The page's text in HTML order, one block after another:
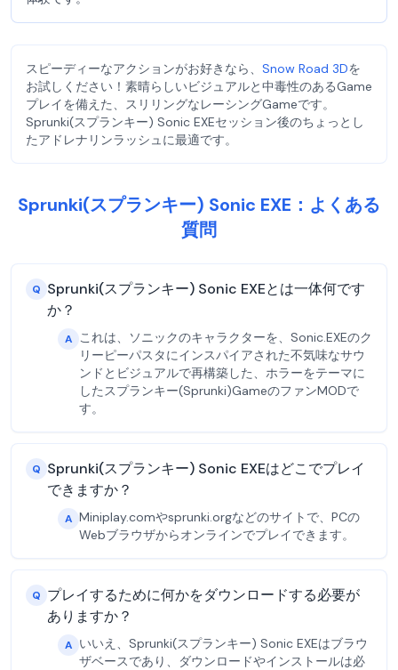
スピーディーなアクションがお好きなら、 Snow Road 3Dを
お試しください！素晴らしいビジュアルと中毒性のあるGame
プレイを備えた、スリリングなレーシングGameです。
Sprunki(スプランキー) Sonic EXEセッション後のちょっとし
たアドレナリンラッシュに最適です。
Sprunki(スプランキー) Sonic EXE：よくある
質問
Q Sprunki(スプランキー) Sonic EXEとは一体何です
か？
A これは、ソニックのキャラクターを、Sonic.EXEのク
リーピーパスタにインスパイアされた不気味なサウ
ンドとビジュアルで再構築した、ホラーをテーマに
したスプランキー(Sprunki)GameのファンMODで
す。
Q Sprunki(スプランキー) Sonic EXEはどこでプレイ
できますか？
A Miniplay.comやsprunki.orgなどのサイトで、PCの
Webブラウザからオンラインでプレイできます。
Q プレイするために何かをダウンロードする必要が
ありますか？
A いいえ、Sprunki(スプランキー) Sonic EXEはブラウ
ザベースであり、ダウンロードやインストールは必